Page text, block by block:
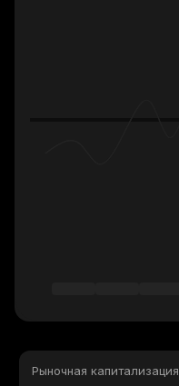
Рыночная капитализация